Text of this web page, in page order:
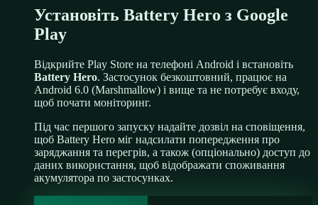
Установіть Battery Hero з Google
Play
Відкрийте Play Store на телефоні Android і встановіть
Battery Hero. Застосунок безкоштовний, працює на
Android 6.0 (Marshmallow) і вище та не потребує входу,
щоб почати моніторинг.
Під час першого запуску надайте дозвіл на сповіщення,
щоб Battery Hero міг надсилати попередження про
заряджання та перегрів, а також (опціонально) доступ до
даних використання, щоб відображати споживання
акумулятора по застосунках.